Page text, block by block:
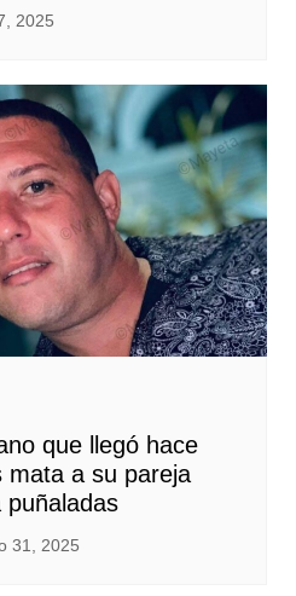
2025
que llegó hace
mata a su pareja
puñaladas
31, 2025